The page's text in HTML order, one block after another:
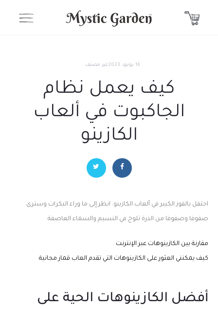
16 يونيو، 2023 غير مصنف
كيف يعمل نظام
الجاكبوت في ألعاب
الكازينو
احتفل بالفوز الكبير في ألعاب الكازينو. انظر إلى ما وراء البكرات وسترى
صفوفا وصفوفا من الذرة تلوح في النسيم والسماء العاصفة
مقارنة بين الكازينوهات عبر الإنترنت
كيف يمكنني العثور على الكازينوهات التي تقدم العاب قمار مجانية
أفضل الكازينوهات الحية على